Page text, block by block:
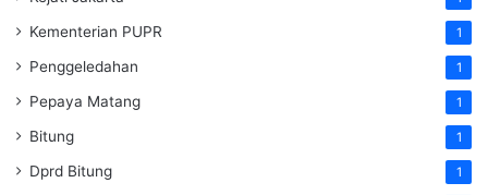
Kementerian PUPR 1
Penggeledahan 1
Pepaya Matang 1
Bitung 1
Dprd Bitung 1